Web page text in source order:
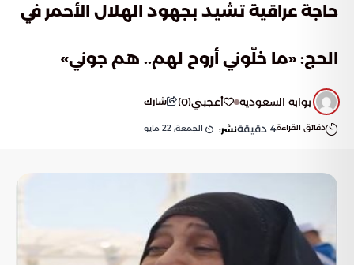
حاجة عراقية تشيد بجهود الهلال الأحمر في
الحج: «ما خلّوني أروح لهم.. هم جوني»
بوابة السعودية أعجبني(
0
) شارك
دقائق القراءة4 دقيقةنشر: الجمعة, 22 مايو